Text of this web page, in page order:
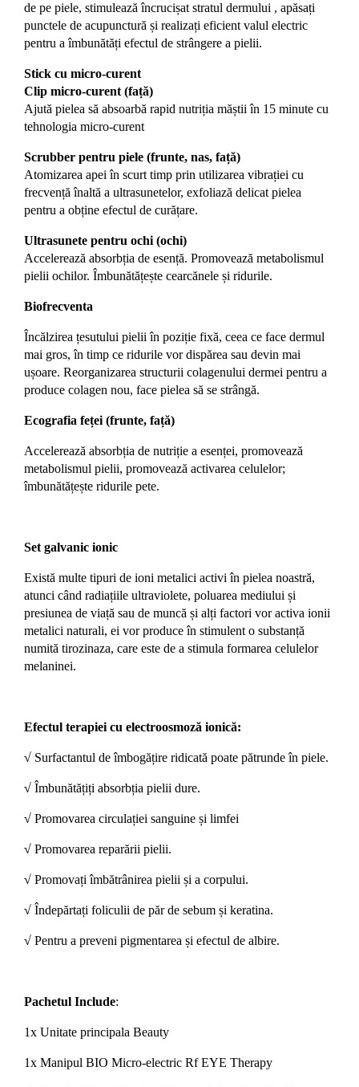
de pe piele, stimulează încrucișat stratul dermului , apăsați
punctele de acupunctură și realizați eficient valul electric
pentru a îmbunătăți efectul de strângere a pielii.
Stick cu micro-curent
Clip micro-curent (față)
Ajută pielea să absoarbă rapid nutriția măștii în 15 minute cu
tehnologia micro-curent
Scrubber pentru piele (frunte, nas, față)
Atomizarea apei în scurt timp prin utilizarea vibrației cu
frecvență înaltă a ultrasunetelor, exfoliază delicat pielea
pentru a obține efectul de curățare.
Ultrasunete pentru ochi (ochi)
Accelerează absorbția de esență. Promovează metabolismul
pielii ochilor. Îmbunătățește cearcănele și ridurile.
Biofrecventa
Încălzirea țesutului pielii în poziție fixă, ceea ce face dermul
mai gros, în timp ce ridurile vor dispărea sau devin mai
ușoare. Reorganizarea structurii colagenului dermei pentru a
produce colagen nou, face pielea să se strângă.
Ecografia feței (frunte, față)
Accelerează absorbția de nutriție a esenței, promovează
metabolismul pielii, promovează activarea celulelor;
îmbunătățește ridurile pete.
Set galvanic ionic
Există multe tipuri de ioni metalici activi în pielea noastră,
atunci când radiațiile ultraviolete, poluarea mediului și
presiunea de viață sau de muncă și alți factori vor activa ionii
metalici naturali, ei vor produce în stimulent o substanță
numită tirozinaza, care este de a stimula formarea celulelor
melaninei.
Efectul terapiei cu electroosmoză ionică:
√ Surfactantul de îmbogățire ridicată poate pătrunde în piele.
√ Îmbunătățiți absorbția pielii dure.
√ Promovarea circulației sanguine și limfei
√ Promovarea reparării pielii.
√ Promovați îmbătrânirea pielii și a corpului.
√ Îndepărtați foliculii de păr de sebum și keratina.
√ Pentru a preveni pigmentarea și efectul de albire.
Pachetul Include:
1x Unitate principala Beauty
1x Manipul BIO Micro-electric Rf EYE Therapy